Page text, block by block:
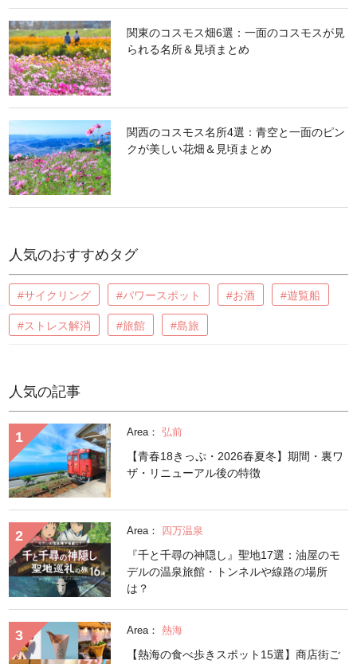
関東のコスモス畑6選：一面のコスモスが見
られる名所＆見頃まとめ
関西のコスモス名所4選：青空と一面のピン
クが美しい花畑＆見頃まとめ
人気のおすすめタグ
#サイクリング #パワースポット #お酒 #遊覧船
#ストレス解消 #旅館 #島旅
人気の記事
Area： 弘前
【青春18きっぷ・2026春夏冬】期間・裏ワ
ザ・リニューアル後の特徴
Area： 四万温泉
『千と千尋の神隠し』聖地17選：油屋のモ
デルの温泉旅館・トンネルや線路の場所
は？
Area： 熱海
【熱海の食べ歩きスポット15選】商店街ご